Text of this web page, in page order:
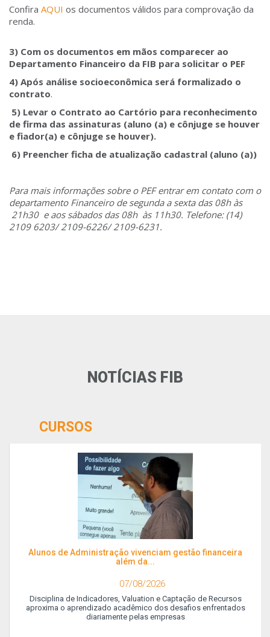
Confira AQUI os documentos válidos para comprovação da
renda.
3) Com os documentos em mãos comparecer ao
Departamento Financeiro da FIB para solicitar o PEF
4) Após análise socioeconômica será formalizado o
contrato.
5) Levar o Contrato ao Cartório para reconhecimento
de firma das assinaturas (aluno (a) e cônjuge se houver
e fiador(a) e cônjuge se houver).
6) Preencher ficha de atualização cadastral (aluno (a))
Para mais informações sobre o PEF entrar em contato com o
departamento Financeiro de segunda a sexta das 08h às
21h30 e aos sábados das 08h às 11h30. Telefone: (14)
2109 6203/ 2109-6226/ 2109-6231.
NOTÍCIAS FIB
CURSOS
Alunos de Administração vivenciam gestão financeira
além da...
07/08/2026
Disciplina de Indicadores, Valuation e Captação de Recursos
aproxima o aprendizado acadêmico dos desafios enfrentados
diariamente pelas empresas